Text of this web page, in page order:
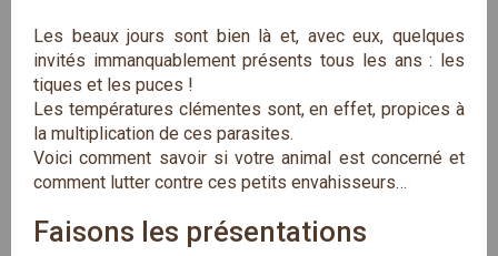
Les beaux jours sont bien là et, avec eux, quelques
invités immanquablement présents tous les ans : les
tiques et les puces !
Les températures clémentes sont, en effet, propices à
la multiplication de ces parasites.
Voici comment savoir si votre animal est concerné et
comment lutter contre ces petits envahisseurs…
Faisons les présentations